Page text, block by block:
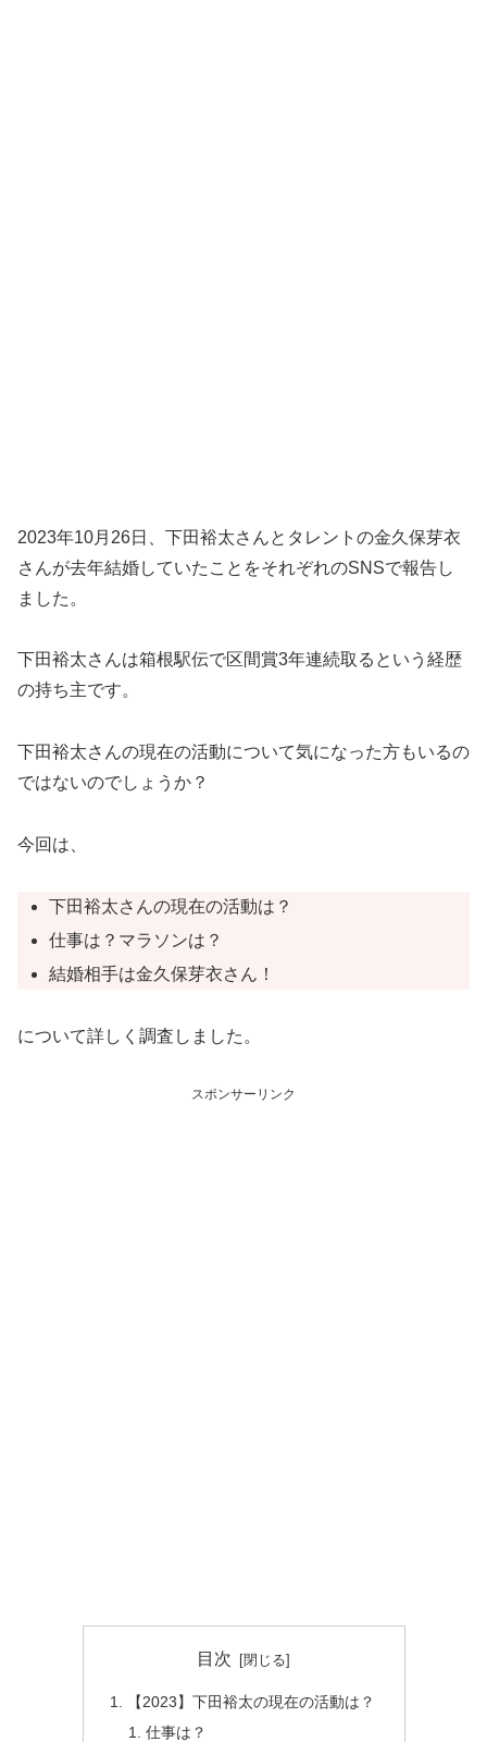
2023年10月26日、下田裕太さんとタレントの金久保芽衣
さんが去年結婚していたことをそれぞれのSNSで報告し
ました。
下田裕太さんは箱根駅伝で区間賞3年連続取るという経歴
の持ち主です。
下田裕太さんの現在の活動について気になった方もいるの
ではないのでしょうか？
今回は、
下田裕太さんの現在の活動は？
仕事は？マラソンは？
結婚相手は金久保芽衣さん！
について詳しく調査しました。
スポンサーリンク
目次
【2023】下田裕太の現在の活動は？
仕事は？